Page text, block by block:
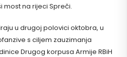
most na rijeci Spreči.
u drugoj polovici oktobra, u
s ciljem zauzimanja
Drugog korpusa Armije RBiH